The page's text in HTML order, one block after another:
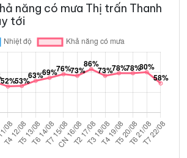
năng có mưa Thị trấn Thanh
tới